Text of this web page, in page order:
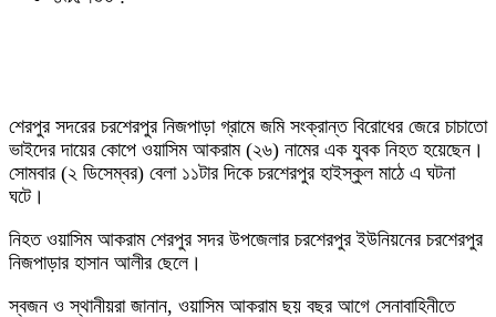
শেরপুর সদরের চরশেরপুর নিজপাড়া গ্রামে জমি সংক্রান্ত বিরোধের জেরে চাচাতো
ভাইদের দায়ের কোপে ওয়াসিম আকরাম (২৬) নামের এক যুবক নিহত হয়েছেন।
সোমবার (২ ডিসেম্বর) বেলা ১১টার দিকে চরশেরপুর হাইস্কুল মাঠে এ ঘটনা
ঘটে।
নিহত ওয়াসিম আকরাম শেরপুর সদর উপজেলার চরশেরপুর ইউনিয়নের চরশেরপুর
নিজপাড়ার হাসান আলীর ছেলে।
স্বজন ও স্থানীয়রা জানান, ওয়াসিম আকরাম ছয় বছর আগে সেনাবাহিনীতে